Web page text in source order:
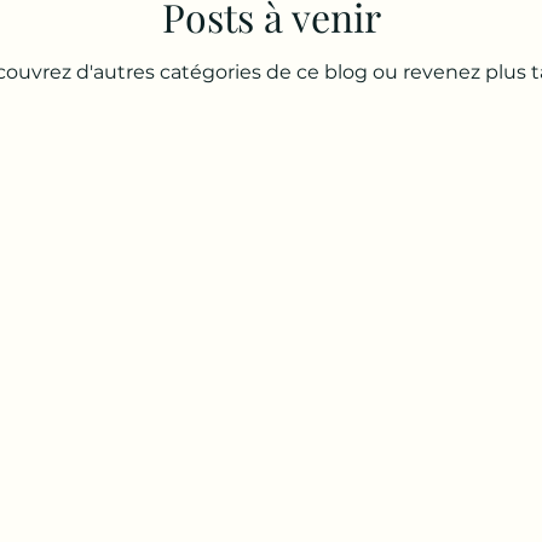
Posts à venir
d'autres catégories de ce blog ou revenez plus